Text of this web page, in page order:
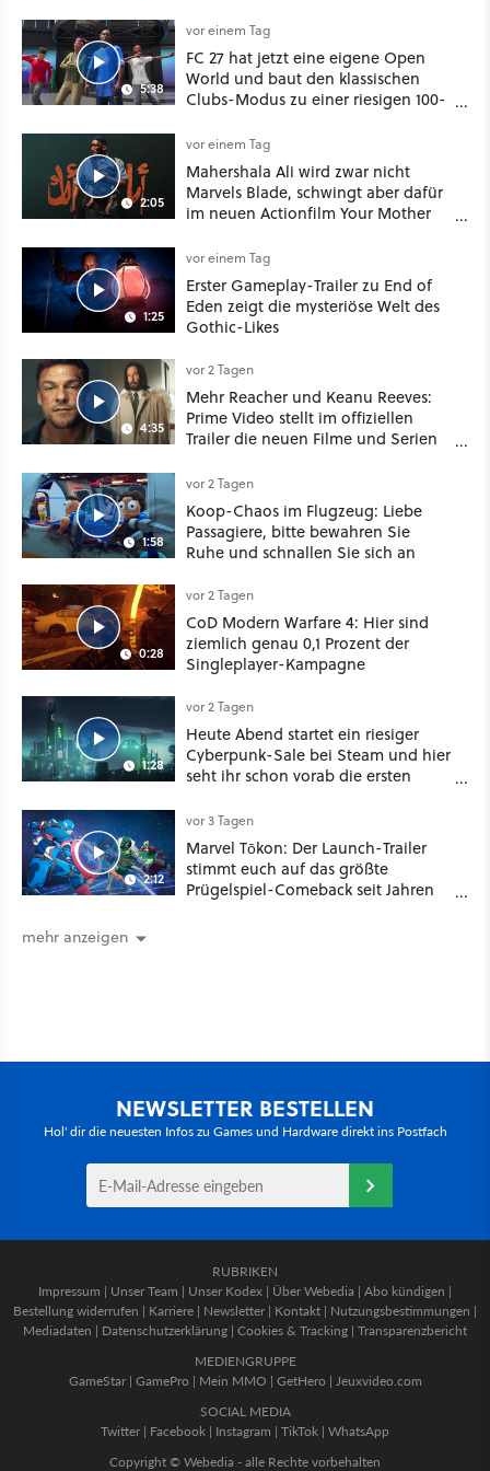
5:38
vor einem Tag
FC 27 hat jetzt eine eigene Open
World und baut den klassischen
Clubs-Modus zu einer riesigen 100-
2:05
vor einem Tag
Mahershala Ali wird zwar nicht
Marvels Blade, schwingt aber dafür
im neuen Actionfilm Your Mother
Schwert
1:25
vor einem Tag
Erster Gameplay-Trailer zu End of
Eden zeigt die mysteriöse Welt des
Gothic-Likes
4:35
vor 2 Tagen
Mehr Reacher und Keanu Reeves:
Prime Video stellt im offiziellen
Trailer die neuen Filme und Serien
1:58
vor 2 Tagen
Koop-Chaos im Flugzeug: Liebe
Passagiere, bitte bewahren Sie
Ruhe und schnallen Sie sich an
0:28
vor 2 Tagen
CoD Modern Warfare 4: Hier sind
ziemlich genau 0,1 Prozent der
Singleplayer-Kampagne
1:28
vor 2 Tagen
Heute Abend startet ein riesiger
Cyberpunk-Sale bei Steam und hier
seht ihr schon vorab die ersten
2:12
vor 3 Tagen
Marvel Tōkon: Der Launch-Trailer
stimmt euch auf das größte
Prügelspiel-Comeback seit Jahren
mehr anzeigen
NEWSLETTER BESTELLEN
Hol' dir die neuesten Infos zu Games und Hardware direkt ins Postfach
RUBRIKEN
Impressum | Unser Team | Unser Kodex | Über Webedia | Abo kündigen |
Bestellung widerrufen | Karriere | Newsletter | Kontakt | Nutzungsbestimmungen |
Mediadaten | Datenschutzerklärung | Cookies & Tracking | Transparenzbericht
MEDIENGRUPPE
GameStar| GamePro | Mein MMO | GetHero | Jeuxvideo.com
SOCIAL MEDIA
Twitter | Facebook | Instagram | TikTok | WhatsApp
Copyright © Webedia - alle Rechte vorbehalten